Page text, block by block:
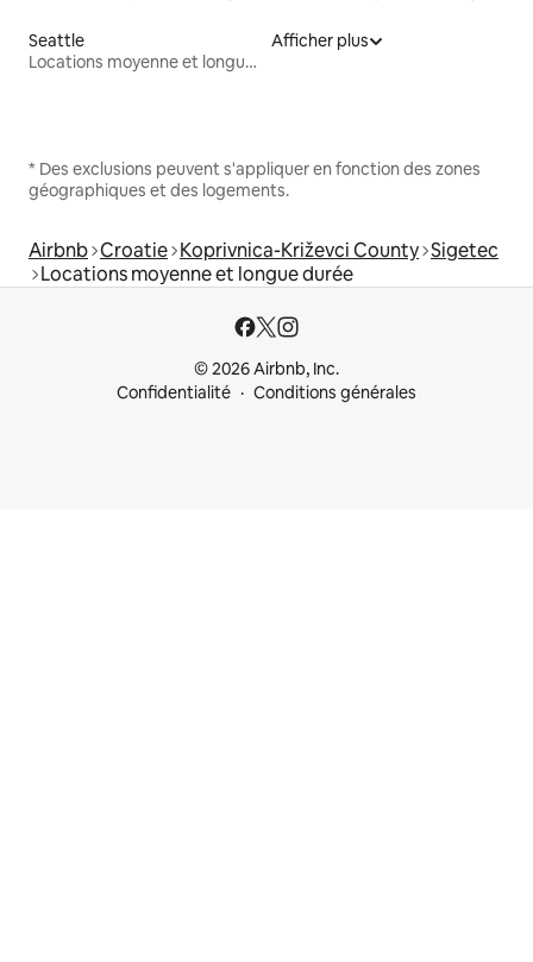
Seattle
Locations moyenne et longue durée
Afficher plus
* Des exclusions peuvent s'appliquer en fonction des zones
géographiques et des logements.
Airbnb Croatie Koprivnica-Križevci County Sigetec
Locations moyenne et longue durée
© 2026 Airbnb, Inc.
Confidentialité
Conditions générales